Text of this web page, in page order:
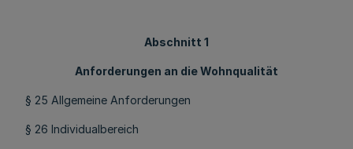
Abschnitt 1
Anforderungen an die Wohnqualität
§ 25 Allgemeine Anforderungen
§ 26 Individualbereich